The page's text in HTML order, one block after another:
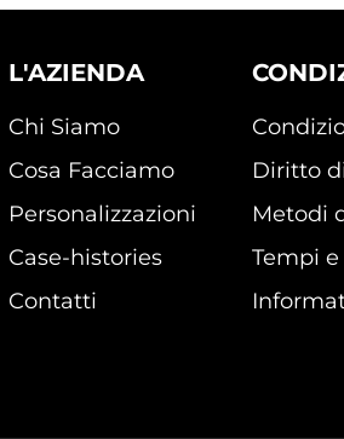
L'AZIENDA
Chi Siamo
Cosa Facciamo
Personalizzazioni
Case-histories
Contatti
Diritto
Metodi
Tempi